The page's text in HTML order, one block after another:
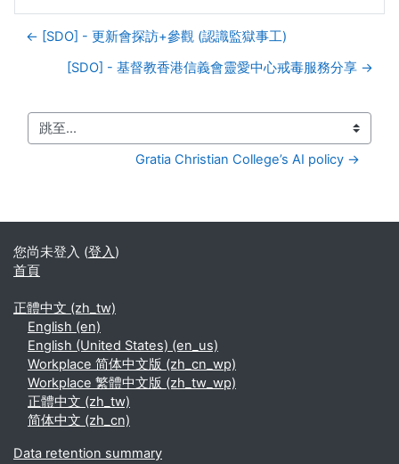
← [SDO] - 更新會探訪+參觀 (認識監獄事工)
[SDO] - 基督教香港信義會靈愛中心戒毒服務分享 →
跳至...
Gratia Christian College’s AI policy →
您尚未登入 (登入)
首頁
正體中文 ‎(zh_tw)‎
English ‎(en)‎
English (United States) ‎(en_us)‎
Workplace 简体中文版 ‎(zh_cn_wp)‎
Workplace 繁體中文版 ‎(zh_tw_wp)‎
正體中文 ‎(zh_tw)‎
简体中文 ‎(zh_cn)‎
Data retention summary